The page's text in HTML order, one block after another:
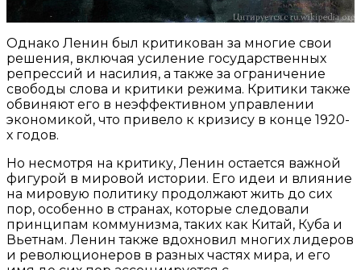
Однако Ленин был критикован за многие свои
решения, включая усиление государственных
репрессий и насилия, а также за ограничение
свободы слова и критики режима. Критики также
обвиняют его в неэффективном управлении
экономикой, что привело к кризису в конце 1920-
х годов.
Но несмотря на критику, Ленин остается важной
фигурой в мировой истории. Его идеи и влияние
на мировую политику продолжают жить до сих
пор, особенно в странах, которые следовали
принципам коммунизма, таких как Китай, Куба и
Вьетнам. Ленин также вдохновил многих лидеров
и революционеров в разных частях мира, и его